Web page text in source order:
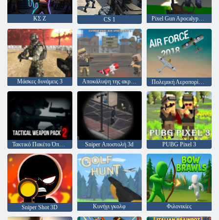
ΚΣ Ζ CS 1 Pixel Gun Apocalypse 6
Μάσκες δυνάμεις 3 Αποκάλυψη της ακραίας Pixel Gun 3 Πολεμική Αεροπορία 2018
Τακτικό Πακέτο Όπλων 2 Sniper Αποστολή 3d PUBG Pixel 3
Sniper Shot 3D Κυνήγι γκολφ Φιλονικίες